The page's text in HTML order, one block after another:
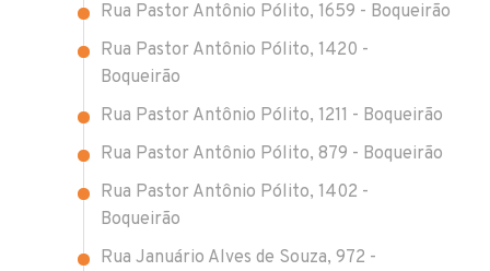
Rua Pastor Antônio Pólito, 1659 - Boqueirão
Rua Pastor Antônio Pólito, 1420 -
Boqueirão
Rua Pastor Antônio Pólito, 1211 - Boqueirão
Rua Pastor Antônio Pólito, 879 - Boqueirão
Rua Pastor Antônio Pólito, 1402 -
Boqueirão
Rua Januário Alves de Souza, 972 -